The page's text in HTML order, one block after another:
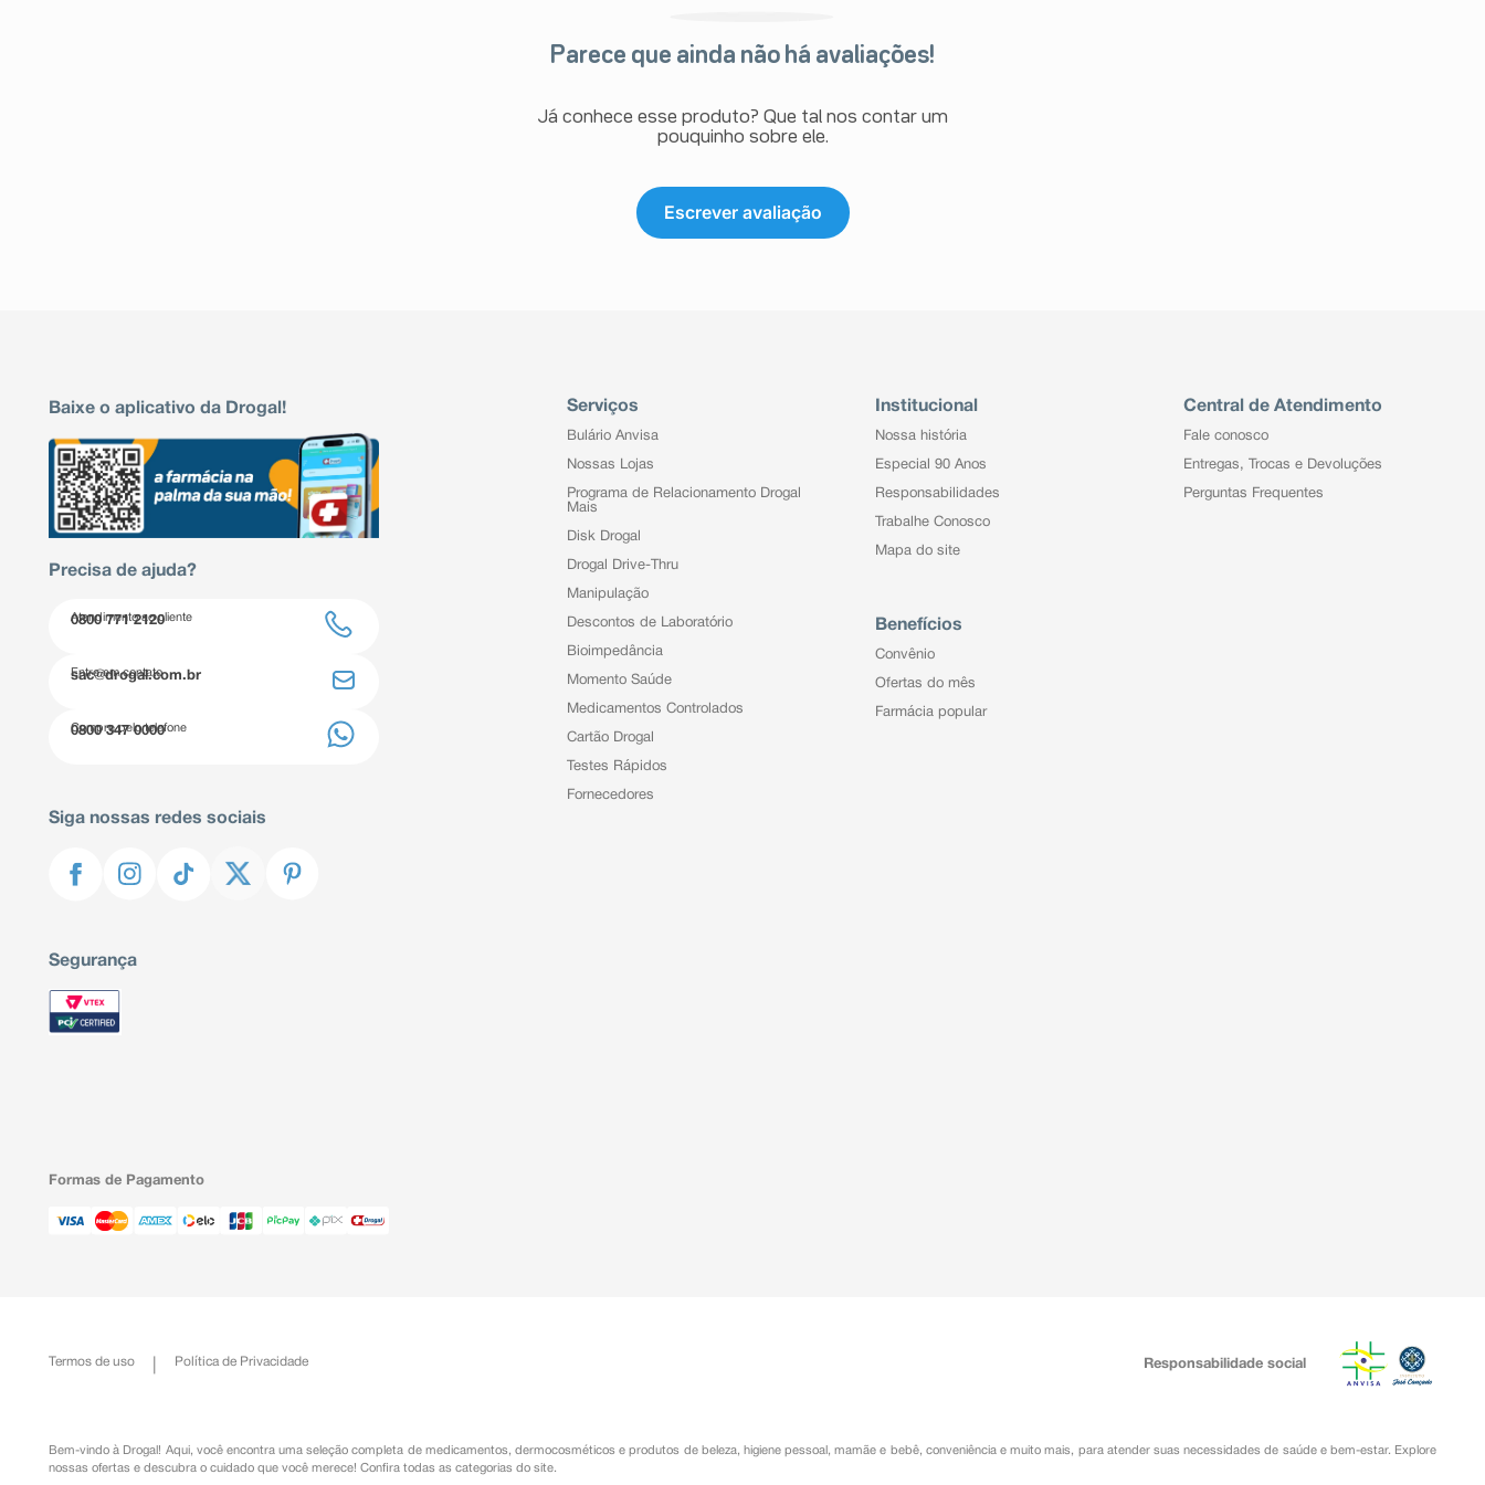
Parece que ainda não há avaliações!
Já conhece esse produto? Que tal nos contar um
pouquinho sobre ele.
Escrever avaliação
Baixe o aplicativo da Drogal!
Precisa de ajuda?
Atendimento ao cliente
0800 771 2120
Entre em contato
sac@drogal.com.br
Compre pelo telefone
0800 347 0000
Siga nossas redes sociais
Segurança
Serviços
Bulário Anvisa
Nossas Lojas
Programa de Relacionamento Drogal
Mais
Disk Drogal
Drogal Drive-Thru
Manipulação
Descontos de Laboratório
Bioimpedância
Momento Saúde
Medicamentos Controlados
Cartão Drogal
Testes Rápidos
Fornecedores
Institucional
Nossa história
Especial 90 Anos
Responsabilidades
Trabalhe Conosco
Mapa do site
Benefícios
Convênio
Ofertas do mês
Farmácia popular
Central de Atendimento
Fale conosco
Entregas, Trocas e Devoluções
Perguntas Frequentes
Formas de Pagamento
Termos de uso Política de Privacidade Responsabilidade social
Bem-vindo à Drogal! Aqui, você encontra uma seleção completa de medicamentos ,dermocosméticos e produtos de beleza, higiene pessoal ,mamãe e bebê, conveniênciae muito mais, para atender suas necessidades de saúde e bem-estar. Explore
nossas ofertas e descubra o cuidado que você merece! Confira todas as categorias do site.